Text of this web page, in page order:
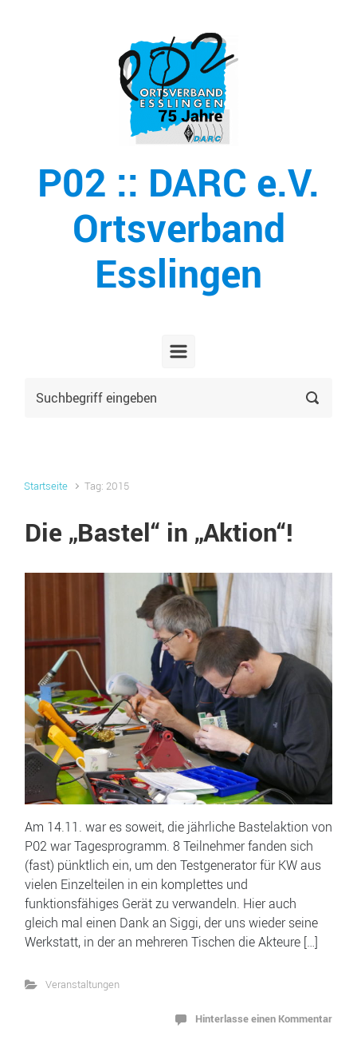
P02 :: DARC e.V.
Ortsverband
Esslingen
Startseite Tag: 2015
Die „Bastel“ in „Aktion“!
Am 14.11. war es soweit, die jährliche Bastelaktion von
P02 war Tagesprogramm. 8 Teilnehmer fanden sich
(fast) pünktlich ein, um den Testgenerator für KW aus
vielen Einzelteilen in ein komplettes und
funktionsfähiges Gerät zu verwandeln. Hier auch
gleich mal einen Dank an Siggi, der uns wieder seine
Werkstatt, in der an mehreren Tischen die Akteure […]
Veranstaltungen
Hinterlasse einen Kommentar